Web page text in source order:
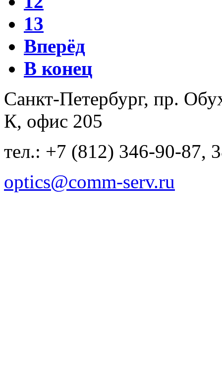
13
Вперёд
В конец
Санкт-Петербург, пр.
К, офис 205
тел.: +7 (812) 346-90-87,
optics@comm-serv.ru